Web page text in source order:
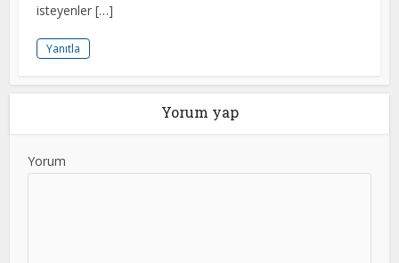
isteyenler […]
Yanıtla
Yorum yap
Yorum